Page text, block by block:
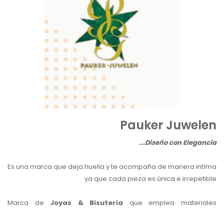
Pauker Juwelen
Diseño con Elegancia...
Es una marca que deja huella y te acompaña de manera intíma
ya que cada pieza es única e irrepetible.
Marca deJoyas & Bisuteríaque emplea materiales